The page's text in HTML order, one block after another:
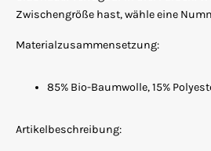
Zwischengröße hast, wähle eine
Materialzusammensetzung:
85% Bio-Baumwolle, 15%
Artikelbeschreibung: